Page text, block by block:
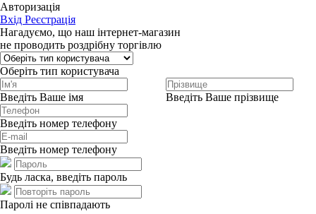
Авторизація
Вхід Реєстрація
Нагадуємо, що наш інтернет-магазин
не проводить роздрібну торгівлю
Оберіть тип користувача
Введіть Ваше імя Введіть Ваше прізвище
Введіть номер телефону
Введіть номер телефону
Будь ласка, введіть пароль
Паролі не співпадають